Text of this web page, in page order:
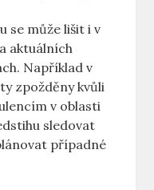
se​ může lišit i v
aktuálních
Například v
zpožděny kvůli
v oblasti
sledovat‌
případné